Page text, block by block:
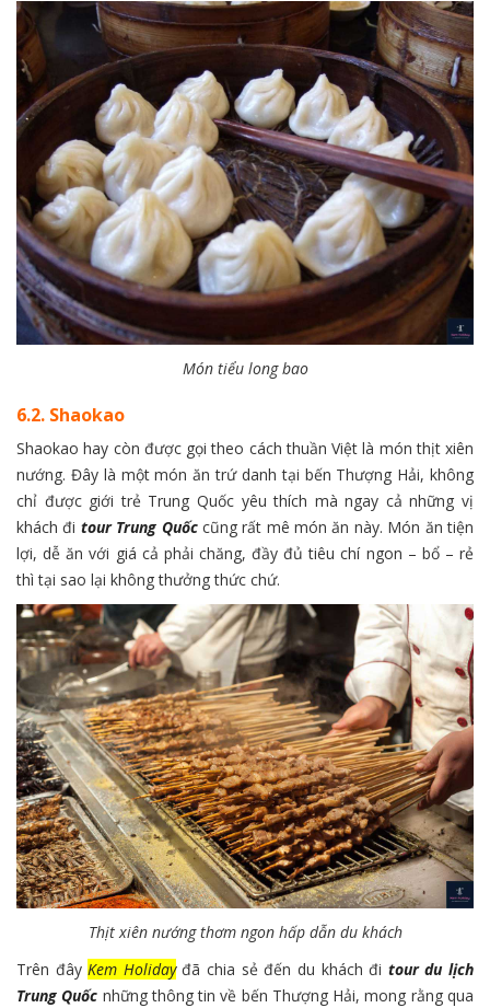
Món tiểu long bao
6.2. Shaokao
Shaokao hay còn được gọi theo cách thuần Việt là món thịt xiên
nướng. Đây là một món ăn trứ danh tại bến Thượng Hải, không
chỉ được giới trẻ Trung Quốc yêu thích mà ngay cả những vị
khách đi tour Trung Quốccũng rất mê món ăn này. Món ăn tiện
lợi, dễ ăn với giá cả phải chăng, đầy đủ tiêu chí ngon – bổ – rẻ
thì tại sao lại không thưởng thức chứ.
Thịt xiên nướng thơm ngon hấp dẫn du khách
Trên đâyKem Holidayđã chia sẻ đến du khách đi tour du lịch
Trung Quốc những thông tin về bến Thượng Hải, mong rằng qua